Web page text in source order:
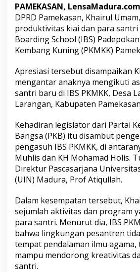
r
e
s
i
s
P
r
o
u
t
i
v
t
a
s
a
t
r
i
I
B
S
PAMEKASAN, LensaMadura.com
DPRD Pamekasan, Khairul
produktivitas kiai dan para santri
Boarding School (IBS)
Kembang Kuning (PKMKK)
Apresiasi tersebut disampaikan
mengantar anaknya mengikuti
santri baru di IBS PKMKK, Desa
Larangan, Kabupaten
Kehadiran legislator dari Partai
Bangsa (PKB) itu disambut
pengasuh IBS PKMKK, di
Muhlis dan KH Mohamad Holis.
Direktur Pascasarjana
(UIN) Madura, Prof Atiqullah.
Dalam kesempatan tersebut,
sejumlah aktivitas dan program
para santri. Menurut dia, IBS
bahwa lingkungan pesantren
tempat pendalaman ilmu agama,
mampu mendorong kreativitas
santri.